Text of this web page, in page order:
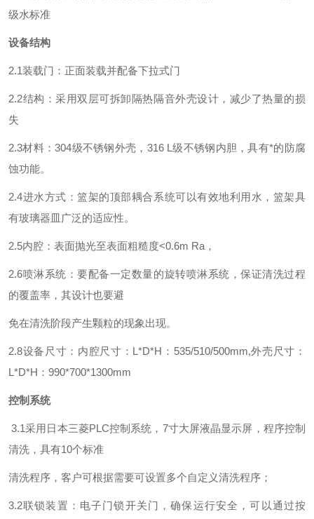
级水标准
设备结构
2.1装载门：正面装载并配备下拉式门
2.2结构：采用双层可拆卸隔热隔音外壳设计，减少了热量的损
失
2.3材料：304级不锈钢外壳，316 L级不锈钢内胆，具有*的防腐
蚀功能。
2.4进水方式：篮架的顶部耦合系统可以有效地利用水，篮架具
有玻璃器皿广泛的适应性。
2.5内腔：表面抛光至表面粗糙度<0.6m Ra，
2.6喷淋系统：要配备一定数量的旋转喷淋系统，保证清洗过程
的覆盖率，其设计也要避
免在清洗阶段产生颗粒的现象出现。
2.8设备尺寸：内腔尺寸：L*D*H：535/510/500mm,外壳尺寸：
L*D*H：990*700*1300mm
控制系统
3.1采用日本三菱PLC控制系统，7寸大屏液晶显示屏，程序控制
清洗，具有10个标准
清洗程序，客户可根据需要可设置多个自定义清洗程序；
3.2联锁装置：电子门锁开关门，确保运行安全，可以通过按